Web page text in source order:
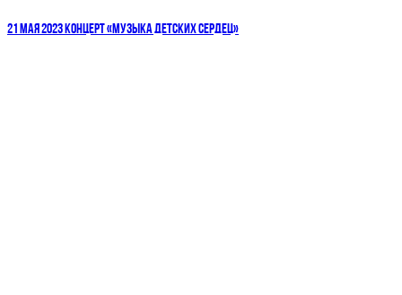
21 МАЯ 2023 КОНЦЕРТ «МУЗЫКА ДЕТСКИХ СЕРДЕЦ»